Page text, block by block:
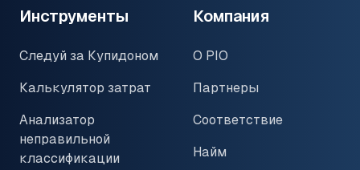
Инструменты
Следуй за Купидоном
Калькулятор затрат
Анализатор
неправильной
классификации
Компания
О PIO
Партнеры
Соответствие
Найм